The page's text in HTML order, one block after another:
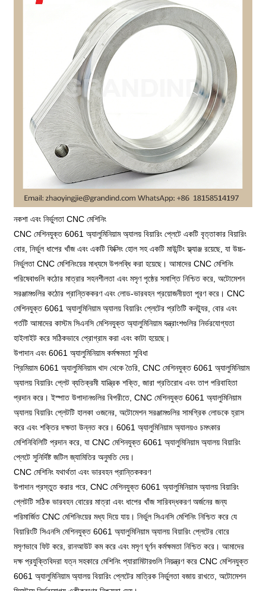
নকশা এবং নির্ভুলতা CNC মেশিনিং
CNC মেশিনযুক্ত 6061 অ্যালুমিনিয়াম অ্যালয় বিয়ারিং প্লেটে একটি বৃত্তাকার বিয়ারিং
বোর, নির্ভুল ধাপের খাঁজ এবং একটি ফিক্সিং হোল সহ একটি মাউন্টিং ফ্ল্যাঞ্জ রয়েছে, যা উচ্চ-
নির্ভুলতা CNC মেশিনিংয়ের মাধ্যমে উপলব্ধি করা হয়েছে। আমাদের CNC মেশিনিং
পরিষেবাগুলি কঠোর মাত্রার সহনশীলতা এবং মসৃণ পৃষ্ঠের সমাপ্তি নিশ্চিত করে, অটোমেশন
সরঞ্জামগুলির কঠোর প্রান্তিককরণ এবং লোড-ভারবহন প্রয়োজনীয়তা পূরণ করে। CNC
মেশিনযুক্ত 6061 অ্যালুমিনিয়াম অ্যালয় বিয়ারিং প্লেটের প্রতিটি কনট্যুর, বোর এবং
গর্তটি আমাদের কাস্টম সিএনসি মেশিনযুক্ত অ্যালুমিনিয়াম যন্ত্রাংশগুলির নির্ভরযোগ্যতা
হাইলাইট করে সঠিকভাবে প্রোগ্রাম করা এবং কাটা হয়েছে।
উপাদান এবং 6061 অ্যালুমিনিয়াম কর্মক্ষমতা সুবিধা
প্রিমিয়াম 6061 অ্যালুমিনিয়াম খাদ থেকে তৈরি, CNC মেশিনযুক্ত 6061 অ্যালুমিনিয়াম
অ্যালয় বিয়ারিং প্লেট ব্যতিক্রমী যান্ত্রিক শক্তি, জারা প্রতিরোধ এবং তাপ পরিবাহিতা
প্রদান করে। ইস্পাত উপাদানগুলির বিপরীতে, CNC মেশিনযুক্ত 6061 অ্যালুমিনিয়াম
অ্যালয় বিয়ারিং প্লেটটি হালকা ওজনের, অটোমেশন সরঞ্জামগুলির সামগ্রিক লোডকে হ্রাস
করে এবং শক্তির দক্ষতা উন্নত করে। 6061 অ্যালুমিনিয়াম অ্যালয়ও চমৎকার
মেশিনিবিলিটি প্রদান করে, যা CNC মেশিনযুক্ত 6061 অ্যালুমিনিয়াম অ্যালয় বিয়ারিং
প্লেটে সুনির্দিষ্ট জটিল জ্যামিতির অনুমতি দেয়।
CNC মেশিনিং যথার্থতা এবং ভারবহন প্রান্তিককরণ
উপাদান প্রস্তুত করার পরে, CNC মেশিনযুক্ত 6061 অ্যালুমিনিয়াম অ্যালয় বিয়ারিং
প্লেটটি সঠিক ভারবহন বোরের মাত্রা এবং ধাপের খাঁজ সারিবদ্ধকরণ অর্জনের জন্য
পরিমার্জিত CNC মেশিনিংয়ের মধ্য দিয়ে যায়। নির্ভুল সিএনসি মেশিনিং নিশ্চিত করে যে
বিয়ারিংটি সিএনসি মেশিনযুক্ত 6061 অ্যালুমিনিয়াম অ্যালয় বিয়ারিং প্লেটের বোরে
মসৃণভাবে ফিট করে, রানআউট কম করে এবং মসৃণ ঘূর্ণন কর্মক্ষমতা নিশ্চিত করে। আমাদের
দক্ষ প্রযুক্তিবিদরা যত্ন সহকারে মেশিনিং প্যারামিটারগুলি নিয়ন্ত্রণ করে CNC মেশিনযুক্ত
6061 অ্যালুমিনিয়াম অ্যালয় বিয়ারিং প্লেটের মাত্রিক নির্ভুলতা বজায় রাখতে, অটোমেশন